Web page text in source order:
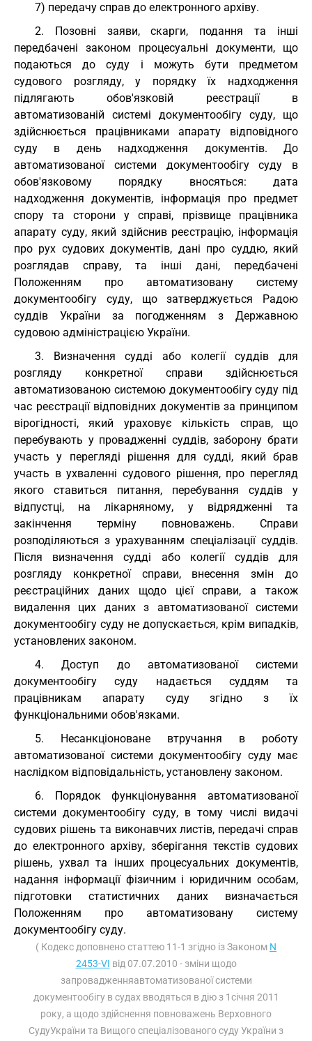
7) передачу справ до електронного архіву.
2. Позовні заяви, скарги, подання та інші
передбачені законом процесуальні документи, що
подаються до суду і можуть бути предметом
судового розгляду, у порядку їх надходження
підлягають обов'язковій реєстрації в
автоматизованій системі документообігу суду, що
здійснюється працівниками апарату відповідного
суду в день надходження документів. До
автоматизованої системи документообігу суду в
обов'язковому порядку вносяться: дата
надходження документів, інформація про предмет
спору та сторони у справі, прізвище працівника
апарату суду, який здійснив реєстрацію, інформація
про рух судових документів, дані про суддю, який
розглядав справу, та інші дані, передбачені
Положенням про автоматизовану систему
документообігу суду, що затверджується Радою
суддів України за погодженням з Державною
судовою адміністрацією України.
3. Визначення судді або колегії суддів для
розгляду конкретної справи здійснюється
автоматизованою системою документообігу суду під
час реєстрації відповідних документів за принципом
вірогідності, який ураховує кількість справ, що
перебувають у провадженні суддів, заборону брати
участь у перегляді рішення для судді, який брав
участь в ухваленні судового рішення, про перегляд
якого ставиться питання, перебування суддів у
відпустці, на лікарняному, у відрядженні та
закінчення терміну повноважень. Справи
розподіляються з урахуванням спеціалізації суддів.
Після визначення судді або колегії суддів для
розгляду конкретної справи, внесення змін до
реєстраційних даних щодо цієї справи, а також
видалення цих даних з автоматизованої системи
документообігу суду не допускається, крім випадків,
установлених законом.
4. Доступ до автоматизованої системи
документообігу суду надається суддям та
працівникам апарату суду згідно з їх
функціональними обов'язками.
5. Несанкціоноване втручання в роботу
автоматизованої системи документообігу суду має
наслідком відповідальність, установлену законом.
6. Порядок функціонування автоматизованої
системи документообігу суду, в тому числі видачі
судових рішень та виконавчих листів, передачі справ
до електронного архіву, зберігання текстів судових
рішень, ухвал та інших процесуальних документів,
надання інформації фізичним і юридичним особам,
підготовки статистичних даних визначається
Положенням про автоматизовану систему
документообігу суду.
( Кодекс доповнено статтею 11-1 згідно із Законом N
2453-VI від 07.07.2010 - зміни щодо
запровадженняавтоматизованої системи
документообігу в судах вводяться в дію з 1січня 2011
року, а щодо здійснення повноважень Верховного
СудуУкраїни та Вищого спеціалізованого суду України з